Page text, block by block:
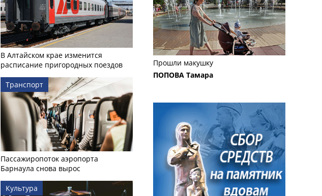
В Алтайском крае изменится
расписание пригородных поездов
Транспорт
Пассажиропоток аэропорта
Барнаула снова вырос
Культура
Прошли макушку
ПОПОВА Тамара